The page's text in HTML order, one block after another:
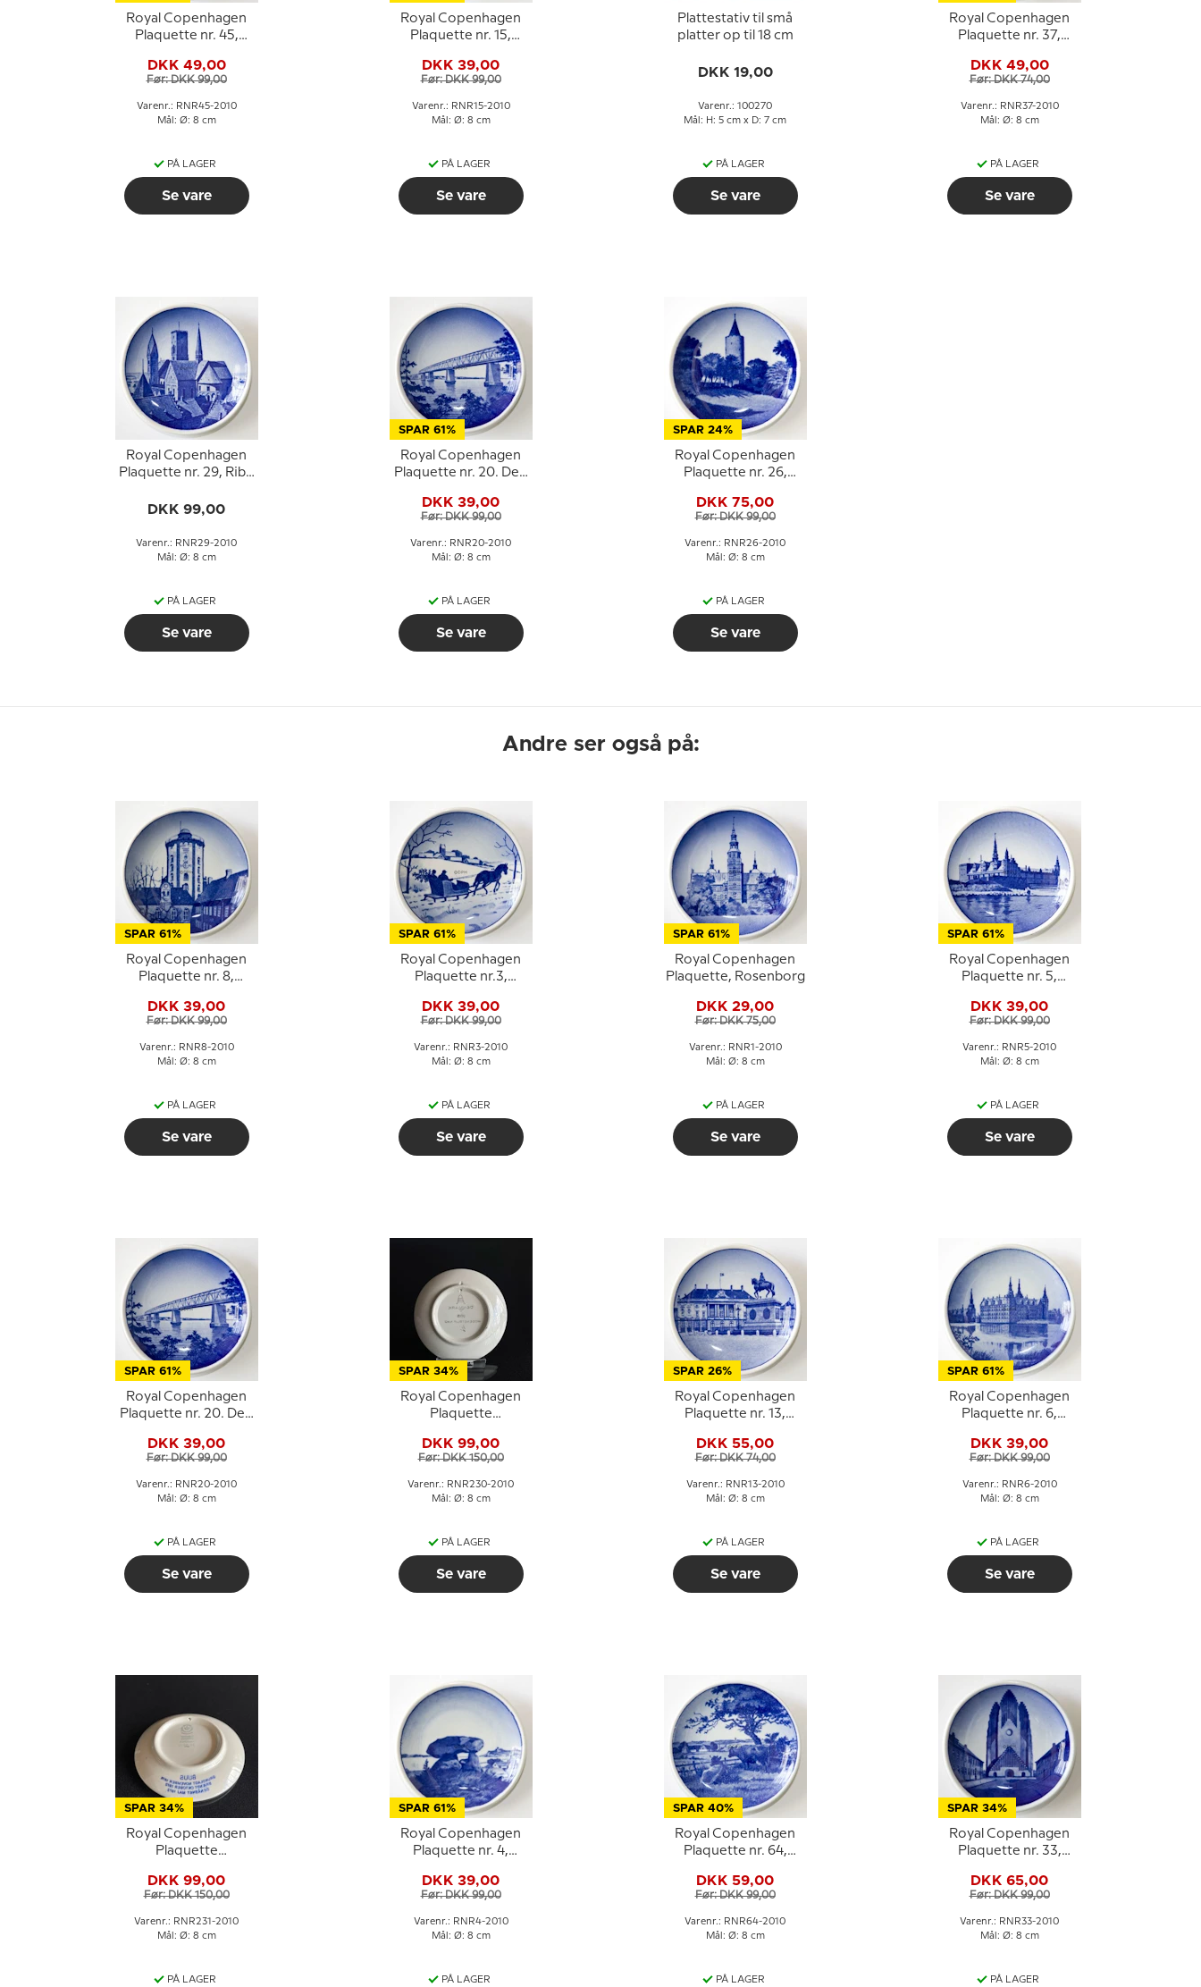
Royal Copenhagen
Plaquette nr. 45,
Gammelstrand
DKK 49,00
Før: DKK 99,00
Varenr.: RNR45-2010
Mål: Ø: 8 cm
PÅ LAGER
Se vare
Royal Copenhagen
Plaquette nr. 15,
DKK 39,00
Før: DKK 99,00
Varenr.: RNR15-2010
Mål: Ø: 8 cm
PÅ LAGER
Se vare
Plattestativ til små
platter op til 18 cm
DKK 19,00
Varenr.: 100270
Mål: H: 5 cm x D: 7 cm
PÅ LAGER
Se vare
Royal Copenhagen
Plaquette nr. 37,
Klint
DKK 49,00
Før: DKK 74,00
Varenr.: RNR37-2010
Mål: Ø: 8 cm
PÅ LAGER
Se vare
Royal Copenhagen
Plaquette nr. 29, Ribe
DKK 99,00
Varenr.: RNR29-2010
Mål: Ø: 8 cm
PÅ LAGER
Se vare
SPAR 61%
Royal Copenhagen
Plaquette nr. 20. Den
DKK 39,00
Før: DKK 99,00
Varenr.: RNR20-2010
Mål: Ø: 8 cm
PÅ LAGER
Se vare
SPAR 24%
Royal Copenhagen
Plaquette nr. 26,
Vordingborg
DKK 75,00
Før: DKK 99,00
Varenr.: RNR26-2010
Mål: Ø: 8 cm
PÅ LAGER
Se vare
Andre ser også på:
SPAR 61%
Royal Copenhagen
Plaquette nr. 8,
DKK 39,00
Før: DKK 99,00
Varenr.: RNR8-2010
Mål: Ø: 8 cm
PÅ LAGER
Se vare
SPAR 61%
Royal Copenhagen
Plaquette nr.3,
DKK 39,00
Før: DKK 99,00
Varenr.: RNR3-2010
Mål: Ø: 8 cm
PÅ LAGER
Se vare
SPAR 61%
Royal Copenhagen
Plaquette, Rosenborg
DKK 29,00
Før: DKK 75,00
Varenr.: RNR1-2010
Mål: Ø: 8 cm
PÅ LAGER
Se vare
SPAR 61%
Royal Copenhagen
Plaquette nr. 5,
DKK 39,00
Før: DKK 99,00
Varenr.: RNR5-2010
Mål: Ø: 8 cm
PÅ LAGER
Se vare
SPAR 61%
Royal Copenhagen
Plaquette nr. 20. Den
DKK 39,00
Før: DKK 99,00
Varenr.: RNR20-2010
Mål: Ø: 8 cm
PÅ LAGER
Se vare
SPAR 34%
Royal Copenhagen
Plaquette
Danmark
DKK 99,00
Før: DKK 150,00
Varenr.: RNR230-2010
Mål: Ø: 8 cm
PÅ LAGER
Se vare
SPAR 26%
Royal Copenhagen
Plaquette nr. 13,
DKK 55,00
Før: DKK 74,00
Varenr.: RNR13-2010
Mål: Ø: 8 cm
PÅ LAGER
Se vare
SPAR 61%
Royal Copenhagen
Plaquette nr. 6,
DKK 39,00
Før: DKK 99,00
Varenr.: RNR6-2010
Mål: Ø: 8 cm
PÅ LAGER
Se vare
SPAR 34%
Royal Copenhagen
Plaquette
Danmark
DKK 99,00
Før: DKK 150,00
Varenr.: RNR231-2010
Mål: Ø: 8 cm
PÅ LAGER
SPAR 61%
Royal Copenhagen
Plaquette nr. 4,
DKK 39,00
Før: DKK 99,00
Varenr.: RNR4-2010
Mål: Ø: 8 cm
PÅ LAGER
SPAR 40%
Royal Copenhagen
Plaquette nr. 64,
DKK 59,00
Før: DKK 99,00
Varenr.: RNR64-2010
Mål: Ø: 8 cm
PÅ LAGER
SPAR 34%
Royal Copenhagen
Plaquette nr. 33,
DKK 65,00
Før: DKK 99,00
Varenr.: RNR33-2010
Mål: Ø: 8 cm
PÅ LAGER